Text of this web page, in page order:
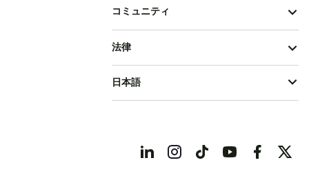
コミュニティ
法律
日本語